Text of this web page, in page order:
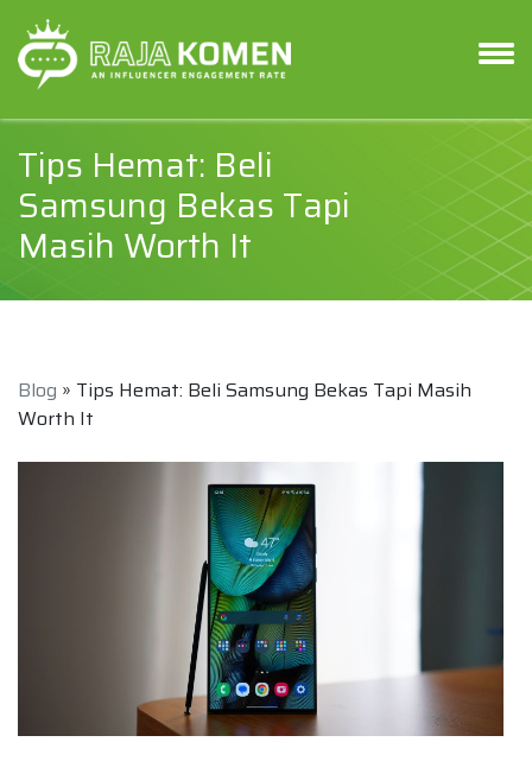
Tips Hemat: Beli
Samsung Bekas Tapi
Masih Worth It
Blog » Tips Hemat: Beli Samsung Bekas Tapi Masih
Worth It